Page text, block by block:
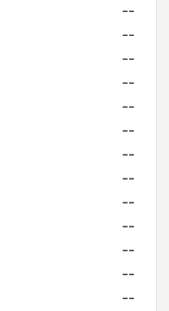
--
--
--
--
--
--
--
--
--
--
--
--
--